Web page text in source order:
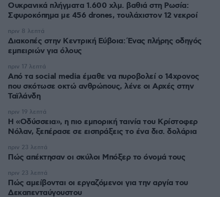
Ουκρανικά πλήγματα 1.600 χλμ. βαθιά στη Ρωσία:
Σφυροκόπημα με 456 drones, τουλάχιστον 12 νεκροί
Διακοπές στην Κεντρική Εύβοια: Ένας πλήρης οδηγός
εμπειριών για όλους
πριν 8 λεπτά
Από τα social media έμαθε να πυροβολεί ο 14χρονος
που σκότωσε οκτώ ανθρώπους, λένε οι Αρχές στην
Ταϊλάνδη
πριν 17 λεπτά
Η «Οδύσσεια», η πιο εμπορική ταινία του Κρίστοφερ
Νόλαν, ξεπέρασε σε εισπράξεις το ένα δισ. δολάρια
πριν 19 λεπτά
Πώς απέκτησαν οι σκύλοι Μπόξερ το όνομά τους
πριν 23 λεπτά
Πώς αμείβονται οι εργαζόμενοι για την αργία του
Δεκαπενταύγουστου
πριν 23 λεπτά